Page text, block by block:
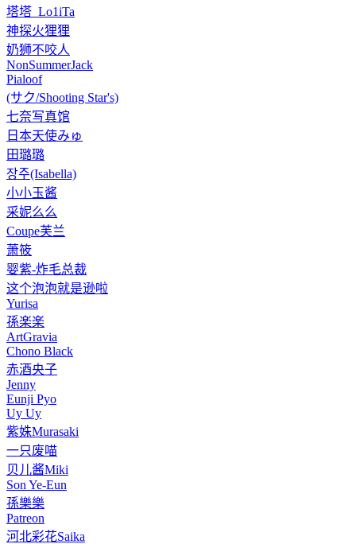
塔塔_Lo1iTa
神探火狸狸
奶狮不咬人
NonSummerJack
Pialoof
(サク/Shooting Star's)
七奈写真馆
日本天使みゅ
田璐璐
장주(Isabella)
小小玉酱
采妮么么
Coupe芙兰
萧筱
婴紫-炸毛总裁
这个泡泡就是逊啦
Yurisa
孫楽楽
ArtGravia
Chono Black
赤酒央子
Jenny
Eunji Pyo
Uy Uy
紫姝Murasaki
一只废喵
贝儿酱Miki
Son Ye-Eun
孫樂樂
Patreon
河北彩花Saika